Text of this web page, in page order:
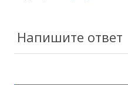
Напишите ответ